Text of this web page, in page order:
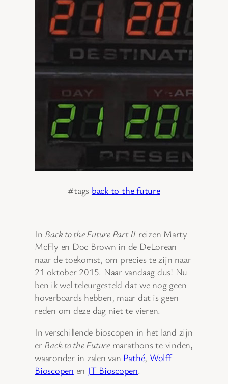
#tags back to the future
In Back to the Future Part II reizen Marty
McFly en Doc Brown in de DeLorean
naar de toekomst, om precies te zijn naar
21 oktober 2015. Naar vandaag dus! Nu
ben ik wel teleurgesteld dat we nog geen
hoverboards hebben, maar dat is geen
reden om deze dag niet te vieren.
In verschillende bioscopen in het land zijn
er Back to the Futuremarathons te vinden,
waaronder in zalen van Pathé, Wolff
Bioscopen en JT Bioscopen.